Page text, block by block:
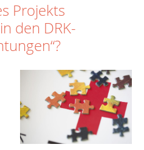
Projekts
den DRK-